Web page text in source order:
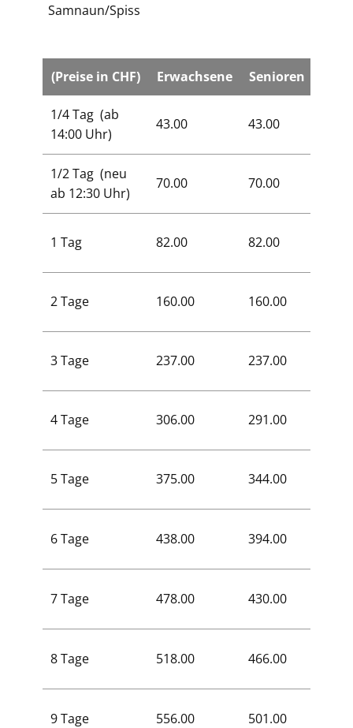
Samnaun/Spiss
(Preise in CHF) Erwachsene Senioren
1/4 Tag (ab
14:00 Uhr)
43.00 43.00
1/2 Tag​ (neu
ab 12:30 Uhr)
70.00 70.00
1 Tag 82.00 82.00
2 Tage 160.00 160.00
3 Tage 237.00 237.00
4 Tage 306.00 291.00
5 Tage 375.00 344.00
6 Tage 438.00 394.00
7 Tage 478.00 430.00
8 Tage 518.00 466.00
9 Tage 556.00 501.00